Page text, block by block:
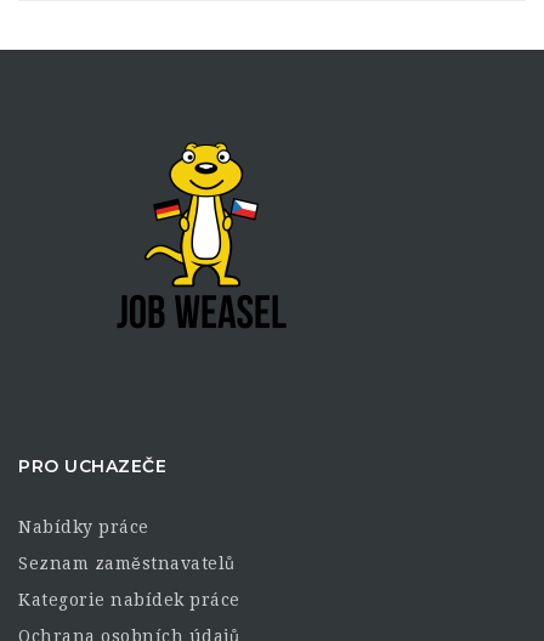
PRO UCHAZEČE
Nabídky práce
Seznam zaměstnavatelů
Kategorie nabídek práce
Ochrana osobních údajů